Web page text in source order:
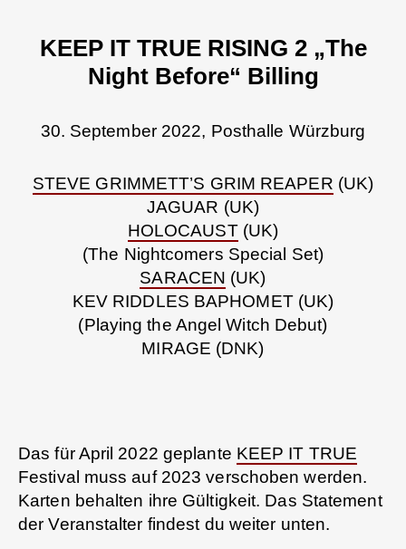
KEEP IT TRUE RISING 2 „The
Night Before“ Billing
30. September 2022, Posthalle Würzburg
STEVE GRIMMETT’S GRIM REAPER (UK)
JAGUAR (UK)
HOLOCAUST(UK)
(The Nightcomers Special Set)
SARACEN (UK)
KEV RIDDLES BAPHOMET (UK)
(Playing the Angel Witch Debut)
MIRAGE (DNK)
Das für April 2022 geplante KEEP IT TRUE
Festival muss auf 2023 verschoben werden.
Karten behalten ihre Gültigkeit. Das Statement
der Veranstalter findest du weiter unten.